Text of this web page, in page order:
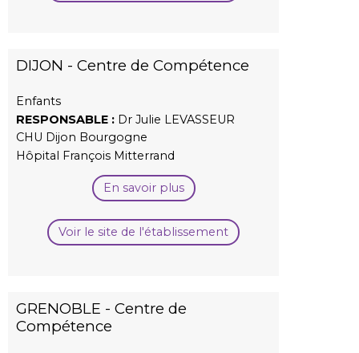
DIJON - Centre de Compétence
Enfants
RESPONSABLE : Dr Julie LEVASSEUR
CHU Dijon Bourgogne
Hôpital François Mitterrand
En savoir plus
Voir le site de l'établissement
GRENOBLE - Centre de
Compétence